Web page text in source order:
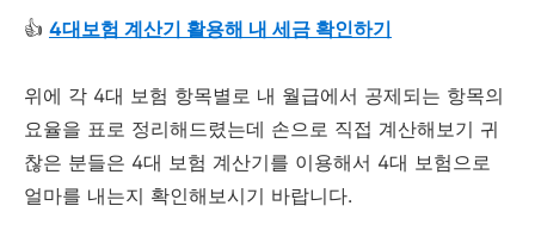
👍 4대보험 계산기 활용해 내 세금 확인하기
위에 각 4대 보험 항목별로 내 월급에서 공제되는 항목의
요율을 표로 정리해드렸는데 손으로 직접 계산해보기 귀
찮은 분들은 4대 보험 계산기를 이용해서 4대 보험으로
얼마를 내는지 확인해보시기 바랍니다.